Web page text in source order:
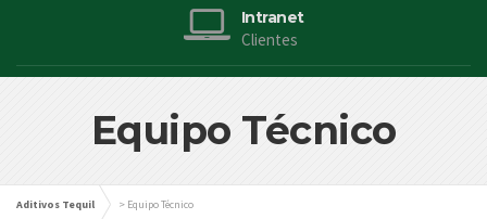
Intranet
Clientes
Equipo Técnico
Aditivos Tequil > Equipo Técnico